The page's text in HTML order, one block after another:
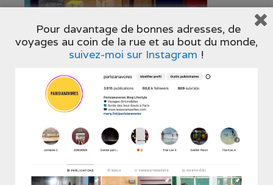
Pour davantage de bonnes adresses, de
voyages au coin de la rue et au bout du monde,
suivez-moi sur Instagram !